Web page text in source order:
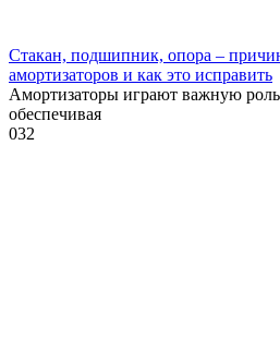
Стакан, подшипник, опора –
амортизаторов и как это исправить
Амортизаторы играют важную
обеспечивая
032